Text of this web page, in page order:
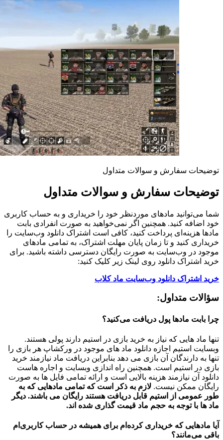
توضیحات سفارش و سوالات متداول
توضیحات سفارش و سوالات متداول
شما می‌توانید مادهای موردنظر خود را خریداری و به حساب کاربری
خود اضافه کنید. همچنین اگر نمی‌خواهید به صورت انفرادی بابت
مادها هزینه‌ای پرداخت کنید، کافی است اشتراک دانلود وب‌سایت را
خریداری کنید و تا زمان پایان مهلت اشتراک، به تمامی مادهای
موجود در وب‌سایت به صورت رایگان دسترسی داشته باشید. برای
خرید اشتراک دانلود روی لینک زیر کلیک کنید:
خرید اشتراک دانلود وب‌سایت ماد کلاب
سؤالات متداول:
چرا بابت مادها پول دریافت می‌کنید؟
تنها ماد هایی که نیاز به خرید بازی در استیم دارند پولی هستند.
وبسایت استیم اجازه دانلود ماد های موجود در ورکشاپ هر بازی را
تنها به دارندگان آن بازی می دهد بنابراین دریافت ماد نیازمند خرید
بازی در استیم است. همچنین راه اندازی وبسایت و اجاره هاست
دانلود آن نیازمند هزینه بالایی است و ارائه تمامی فایل ها به صورت
رایگان ممکن نیست. لازم به ذکر است که تمامی مادهایی که به
طور عمومی از استیم قابل دریافت هستند رایگان می باشند. دیگر
ماد ها با توجه به حجم ماد قیمت گذاری شده اند.
آیا مادهایی که خریداری کرده‌ام برای همیشه در حساب‌ کاربری‌ام
باقی می‌مانند؟